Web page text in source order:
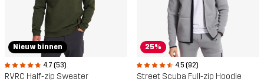
Nieuw binnen
4.7 (53)
RVRC Half-zip Sweater
25%
4.5 (92)
Street Scuba Full-zip Hoodie